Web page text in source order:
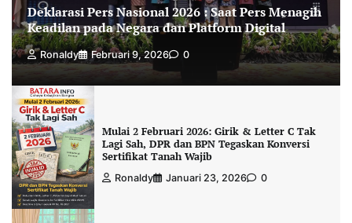
Deklarasi Pers Nasional 2026 : Saat Pers Menagih
Keadilan pada Negara dan Platform Digital
Ronaldy Februari 9, 2026 0
Mulai 2 Februari 2026: Girik & Letter C Tak
Lagi Sah, DPR dan BPN Tegaskan Konversi
Sertifikat Tanah Wajib
Ronaldy Januari 23, 2026 0